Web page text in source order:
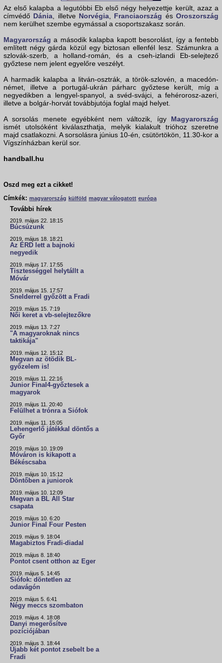
Az első kalapba a legutóbbi Eb első négy helyezettje került, azaz a
címvédő Dánia, illetve Norvégia, Franciaország ésOroszország
nem kerülhet szembe egymással a csoportszakasz során.
Magyarország a második kalapba kapott besorolást, így a fentebb
említett négy gárda közül egy biztosan ellenfél lesz. Számunkra a
szlovák-szerb, a holland-román, és a cseh-izlandi Eb-selejtező
győztese nem jelent egyelőre veszélyt.
A harmadik kalapba a litván-osztrák, a török-szlovén, a macedón-
német, illetve a portugál-ukrán párharc győztese került, míg a
negyedikben a lengyel-spanyol, a svéd-svájci, a fehérorosz-azeri,
illetve a bolgár-horvát továbbjutója foglal majd helyet.
A sorsolás menete egyébként nem változik, így Magyarország
ismét utolsóként kiválaszthatja, melyik kialakult trióhoz szeretne
majd csatlakozni. A sorsolásra június 10-én, csütörtökön, 11.30-kor a
Vígszínházban kerül sor.
handball.hu
Oszd meg ezt a cikket!
Címkék: magyarország külföld magyar válogatott európa
További hírek
2019. május 22. 18:15
Búcsúzunk
2019. május 18. 18:21
Az ÉRD lett a bajnoki
negyedik
2019. május 17. 17:55
Tisztességgel helytállt a
Móvár
2019. május 15. 17:57
Snelderrel győzött a Fradi
2019. május 15. 7:19
Női keret a vb-selejtezőkre
2019. május 13. 7:27
"A magyaroknak nincs
taktikája"
2019. május 12. 15:12
Megvan az ötödik BL-
győzelem is!
2019. május 11. 22:16
Junior Final4-győztesek a
magyarok
2019. május 11. 20:40
Felülhet a trónra a Siófok
2019. május 11. 15:05
Lehengerlő játékkal döntős a
Győr
2019. május 10. 19:09
Móváron is kikapott a
Békéscsaba
2019. május 10. 15:12
Döntőben a juniorok
2019. május 10. 12:09
Megvan a BL All Star
csapata
2019. május 10. 6:20
Junior Final Four Pesten
2019. május 9. 18:04
Magabiztos Fradi-diadal
2019. május 8. 18:40
Pontot csent otthon az Eger
2019. május 5. 14:45
Siófok: döntetlen az
odavágón
2019. május 5. 6:41
Négy meccs szombaton
2019. május 4. 18:08
Danyi megerősítve
pozíciójában
2019. május 3. 18:44
Újabb két pontot zsebelt be a
Fradi